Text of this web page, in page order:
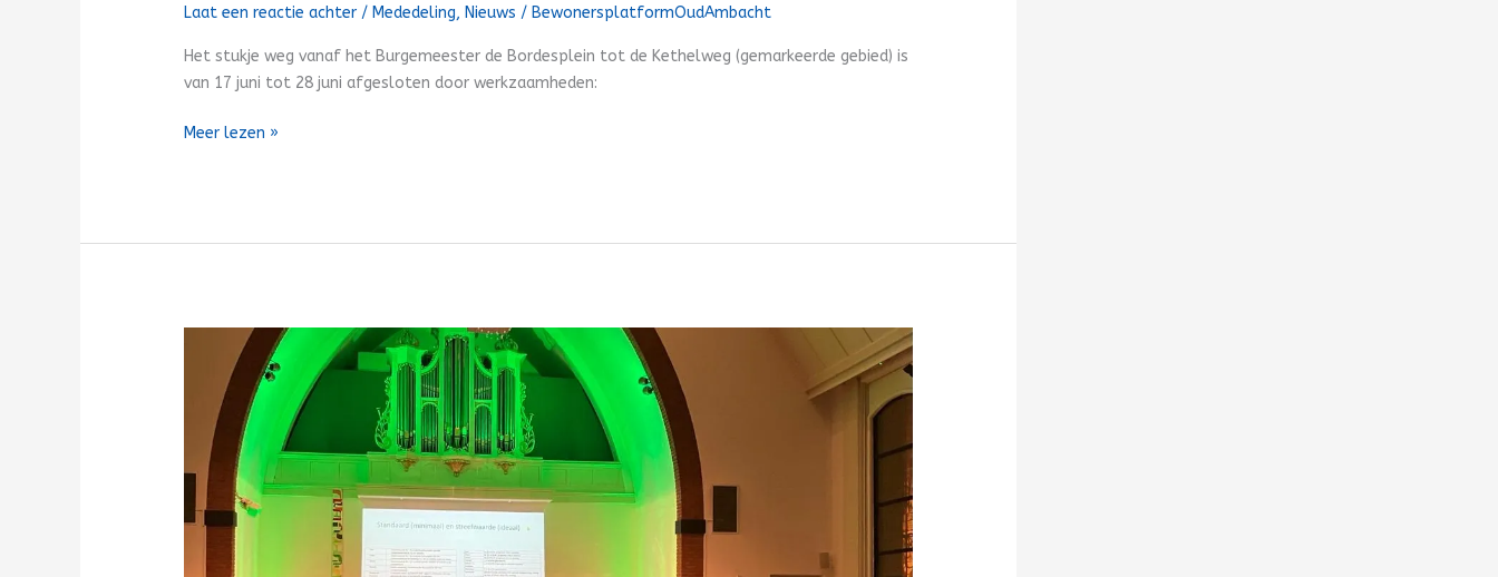
Laat een reactie achter / Mededeling, Nieuws / BewonersplatformOudAmbacht
Het stukje weg vanaf het Burgemeester de Bordesplein tot de Kethelweg (gemarkeerde gebied) is
van 17 juni tot 28 juni afgesloten door werkzaamheden:
Meer lezen »
Informatieavond
Ambacht
Energie(k)
29.02.2024